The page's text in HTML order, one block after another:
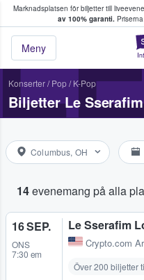
Marknadsplatsen för biljetter till
av 100% garanti.
Meny
köper och
Konserter/ Pop/ K-Pop
Biljetter Le Sserafim
Columbus, OH
14evenemang på alla
16 SEP.
ONS
7:30 em
Le Sserafim
Crypto.com
Över 200 biljetter